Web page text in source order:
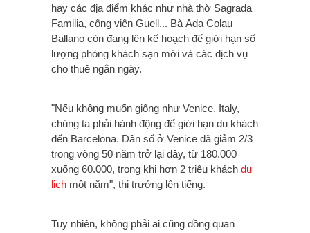
hay các địa điểm khác như nhà thờ Sagrada
Familia, công viên Guell... Bà Ada Colau
Ballano còn đang lên kế hoạch để giới hạn số
lượng phòng khách sạn mới và các dịch vụ
cho thuê ngắn ngày.
"Nếu không muốn giống như Venice, Italy,
chúng ta phải hành động để giới hạn du khách
đến Barcelona. Dân số ở Venice đã giảm 2/3
trong vòng 50 năm trở lại đây, từ 180.000
xuống 60.000, trong khi hơn 2 triệu khách du
lịch một năm", thị trưởng lên tiếng.
Tuy nhiên, không phải ai cũng đồng quan